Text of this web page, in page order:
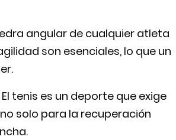
angular de cualquier atleta
son esenciales, lo que un
tenis es un deporte que exige
solo para la recuperación